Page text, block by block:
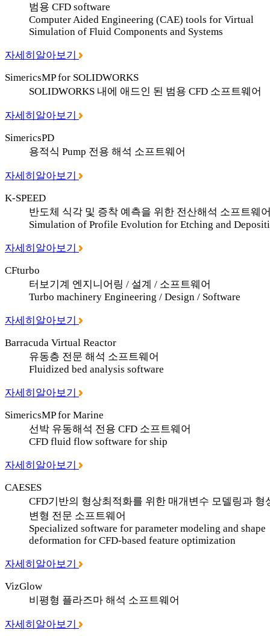
범용 CFD software
Computer Aided Engineering (CAE) tools for Virtual
Simulation of Fluid Components and Systems
자세히알아보기
SimericsMP for SOLIDWORKS
SOLIDWORKS 내에 애드인 된 범용 CFD 소프트웨어
자세히알아보기
SimericsPD
용적식 Pump 전용 해석 소프트웨어
자세히알아보기
K-SPEED
반도체 식각 및 증착 예측을 위한 전산해석 소프트웨
Simulation of Profile Evolution for Etching and
자세히알아보기
CFturbo
터보기계 엔지니어링 / 설계 / 소프트웨어
Turbo machinery Engineering / Design / Software
자세히알아보기
Barracuda Virtual Reactor
유동층 전문 해석 소프트웨어
Fluidized bed analysis software
자세히알아보기
SimericsMP for Marine
선박 유동해석 전용 CFD 소프트웨어
CFD fluid flow software for ship
자세히알아보기
CAESES
CFD기반의 형상최적화를 위한 매개변수 모델링과 형
변형 전문 소프트웨어
Specialized software for parameter modeling and shape
deformation for CFD-based feature optimization
자세히알아보기
VizGlow
비평형 플라즈마 해석 소프트웨어
자세히알아보기